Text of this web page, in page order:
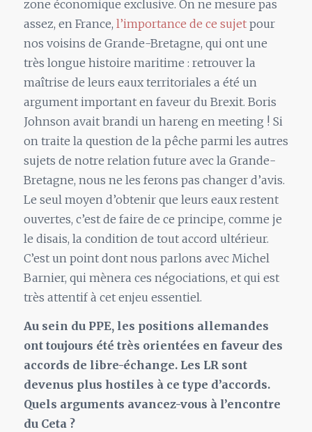
zone économique exclusive. On ne mesure pas
assez, en France, l’importance de ce sujetpour
nos voisins de Grande-Bretagne, qui ont une
très longue histoire maritime : retrouver la
maîtrise de leurs eaux territoriales a été un
argument important en faveur du Brexit. Boris
Johnson avait brandi un hareng en meeting ! Si
on traite la question de la pêche parmi les autres
sujets de notre relation future avec la Grande-
Bretagne, nous ne les ferons pas changer d’avis.
Le seul moyen d’obtenir que leurs eaux restent
ouvertes, c’est de faire de ce principe, comme je
le disais, la condition de tout accord ultérieur.
C’est un point dont nous parlons avec Michel
Barnier, qui mènera ces négociations, et qui est
très attentif à cet enjeu essentiel.
Au sein du PPE, les positions allemandes
ont toujours été très orientées en faveur des
accords de libre-échange. Les LR sont
devenus plus hostiles à ce type d’accords.
Quels arguments avancez-vous à l’encontre
du Ceta ?